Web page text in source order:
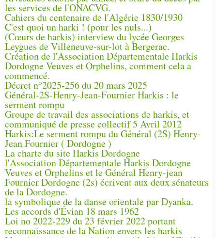
les services de l'ONACVG.
Cahiers du centenaire de l'Algérie 1830/1930
C'est quoi un harki ! (pour les nuls...)
(Cœurs de harkis) interview du lycée Georges
Leygues de Villeneuve-sur-lot à Bergerac.
Création de l'Association Départementale Harkis
Dordogne Veuves et Orphelins, comment cela a
commencé.
Décret n°2025-256 du 20 mars 2025
Général-2S-Henry-Jean-Fournier Harkis : le
serment rompu
Groupe de travail des associations de harkis, et
communiqué de presse collectif 5 Avril 2012
Harkis:Le serment rompu du Général (2S) Henry-
Jean Fournier ( Dordogne )
La charte du site Harkis Dordogne
l'Association Départementale Harkis Dordogne
Veuves et Orphelins et le Général Henry-jean
Fournier Dordogne (2s) écrivent aux deux sénateurs
de la Dordogne.
la symbolique de la danse orientale par Dyanka.
Les accords d'Évian 18 mars 1962
Loi no 2022-229 du 23 février 2022 portant
reconnaissance de la Nation envers les harkis